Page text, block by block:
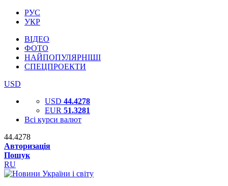
РУС
УКР
ВІДЕО
ФОТО
НАЙПОПУЛЯРНІШІ
СПЕЦПРОЕКТИ
USD
USD 44.4278
EUR 51.3281
Всі курси валют
44.4278
Авторизація
Пошук
RU